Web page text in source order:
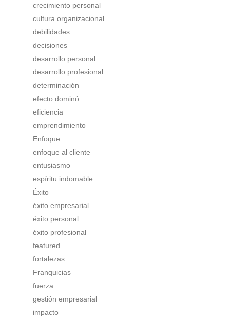
crecimiento personal
cultura organizacional
debilidades
decisiones
desarrollo personal
desarrollo profesional
determinación
efecto dominó
eficiencia
emprendimiento
Enfoque
enfoque al cliente
entusiasmo
espíritu indomable
Éxito
éxito empresarial
éxito personal
éxito profesional
featured
fortalezas
Franquicias
fuerza
gestión empresarial
impacto